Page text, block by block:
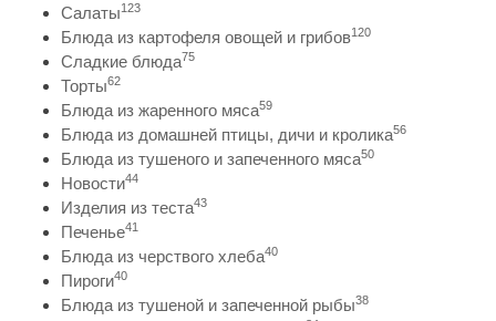
Салаты123
Блюда из картофеля овощей и грибов120
Сладкие блюда75
Торты62
Блюда из жаренного мяса59
Блюда из домашней птицы, дичи и кролика56
Блюда из тушеного и запеченного мяса50
Новости44
Изделия из теста43
Печенье41
Блюда из черствого хлеба40
Пироги40
Блюда из тушеной и запеченной рыбы38